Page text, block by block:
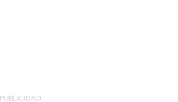
PUBLICIDAD